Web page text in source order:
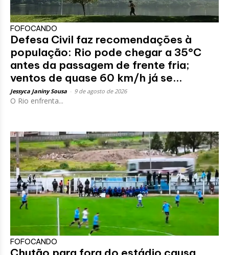
FOFOCANDO
Defesa Civil faz recomendações à
população: Rio pode chegar a 35°C
antes da passagem de frente fria;
ventos de quase 60 km/h já se...
Jessyca Janiny Sousa 9 de agosto de 2026
O Rio enfrenta...
FOFOCANDO